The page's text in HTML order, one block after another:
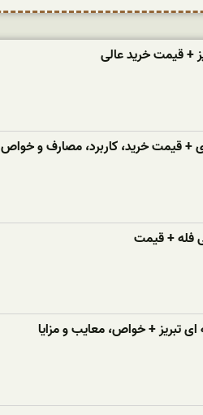
+ قیمت خرید عالی
+ قیمت خرید، کاربرد، مصارف و خواص
فله + قیمت
تبریز + خواص، معایب و مزایا